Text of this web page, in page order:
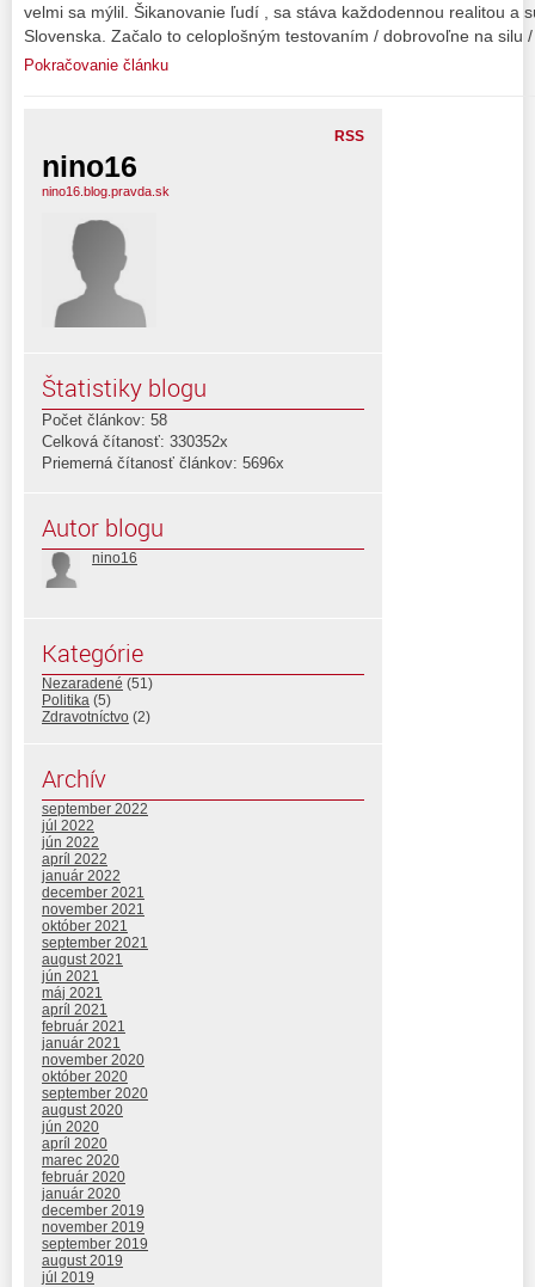
velmi sa mýlil. Šikanovanie ľudí , sa stáva každodennou realitou a
Slovenska. Začalo to celoplošným testovaním / dobrovoľne na silu
Pokračovanie článku
RSS
nino16
nino16.blog.pravda.sk
Štatistiky blogu
Počet článkov: 58
Celková čítanosť: 330352x
Priemerná čítanosť článkov: 5696x
Autor blogu
nino16
Kategórie
Nezaradené (51)
Politika (5)
Zdravotníctvo (2)
Archív
september 2022
júl 2022
jún 2022
apríl 2022
január 2022
december 2021
november 2021
október 2021
september 2021
august 2021
jún 2021
máj 2021
apríl 2021
február 2021
január 2021
november 2020
október 2020
september 2020
august 2020
jún 2020
apríl 2020
marec 2020
február 2020
január 2020
december 2019
november 2019
september 2019
august 2019
júl 2019